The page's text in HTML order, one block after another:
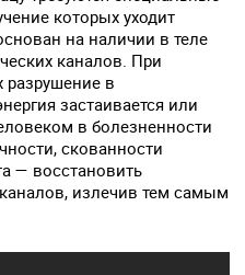
которых уходит
на наличии в теле
каналов. При
разрушение в
застаивается или
в болезненности
скованности
— восстановить
излечив тем самым